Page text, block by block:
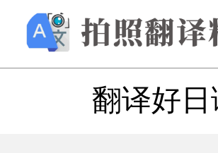
翻译好